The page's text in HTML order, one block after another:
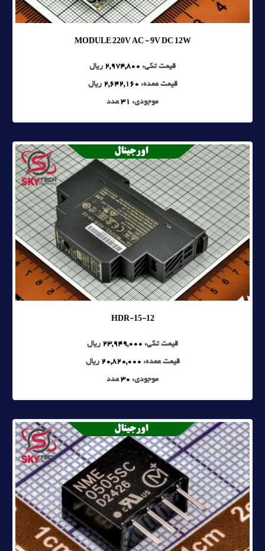
MODULE 220V AC - 9V DC 12W
قیمت تکی: 2,974,800 ریال
قیمت عمده: 2,642,160 ریال
موجودی: 31عدد
HDR-15-12
قیمت تکی: 23,949,000 ریال
قیمت عمده: 20,820,000 ریال
موجودی: 30عدد